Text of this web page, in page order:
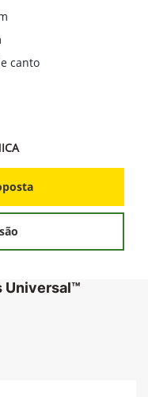
canto
Universal™